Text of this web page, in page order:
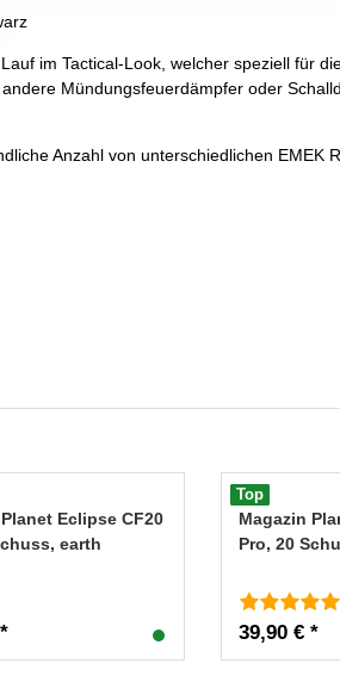
im Tactical-Look, welcher speziell für
Mündungsfeuerdämpfer oder
Anzahl von unterschiedlichen EMEK
Eclipse CF20
earth
Top
Magazin
Pro, 20
39,90 € *